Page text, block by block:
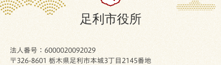
足利市役所
法人番号：6000020092029
〒326-8601 栃木県足利市本城3丁目2145番地